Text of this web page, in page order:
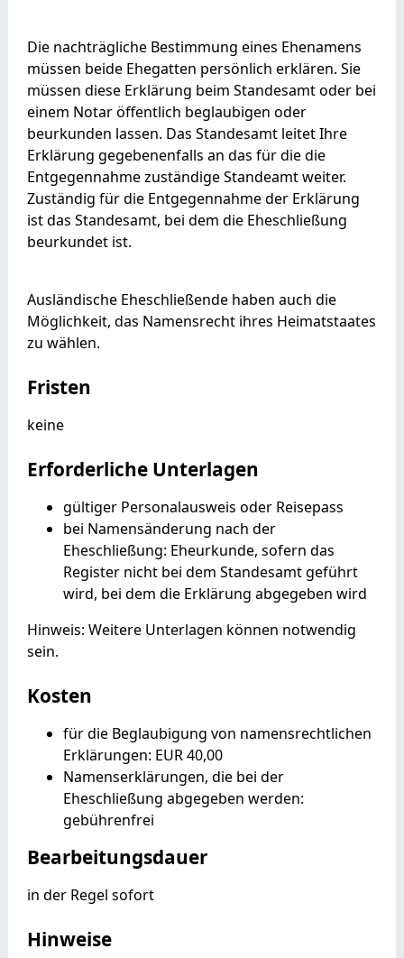
Die nachträgliche Bestimmung eines Ehenamens
müssen beide Ehegatten persönlich erklären. Sie
müssen diese Erklärung beim Standesamt oder bei
einem Notar öffentlich beglaubigen oder
beurkunden lassen. Das Standesamt leitet Ihre
Erklärung gegebenenfalls an das für die die
Entgegennahme zuständige Standeamt weiter.
Zuständig für die Entgegennahme der Erklärung
ist das Standesamt, bei dem die Eheschließung
beurkundet ist.
Ausländische Eheschließende haben auch die
Möglichkeit, das Namensrecht ihres Heimatstaates
zu wählen.
Fristen
keine
Erforderliche Unterlagen
gültiger Personalausweis oder Reisepass
bei Namensänderung nach der
Eheschließung: Eheurkunde, sofern das
Register nicht bei dem Standesamt geführt
wird, bei dem die Erklärung abgegeben wird
Hinweis: Weitere Unterlagen können notwendig
sein.
Kosten
für die Beglaubigung von namensrechtlichen
Erklärungen: EUR 40,00
Namenserklärungen, die bei der
Eheschließung abgegeben werden:
gebührenfrei
Bearbeitungsdauer
in der Regel sofort
Hinweise